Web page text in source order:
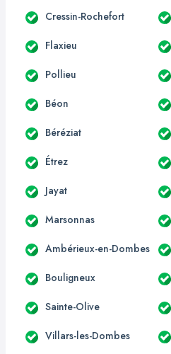
Cressin-Rochefort
Flaxieu
Pollieu
Béon
Béréziat
Étrez
Jayat
Marsonnas
Ambérieux-en-Dombes
Bouligneux
Sainte-Olive
Villars-les-Dombes